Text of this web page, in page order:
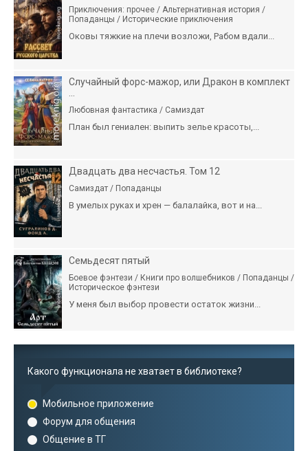
Приключения: прочее / Альтернативная история /
Попаданцы / Исторические приключения
Оковы тяжкие на плечи возложи, Рабом вдали...
Случайный форс-мажор, или Дракон в комплект
Любовная фантастика / Самиздат
План был гениален: выпить зелье красоты,...
Двадцать два несчастья. Том 12
Самиздат / Попаданцы
В умелых руках и хрен — балалайка, вот и на...
Семьдесят пятый
Боевое фэнтези / Книги про волшебников / Попаданцы /
Историческое фэнтези
У меня был выбор провести остаток жизни...
Какого функционала не хватает в библиотеке?
Мобильное приложение
Форум для общения
Общение в ТГ